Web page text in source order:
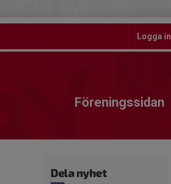
Logga in
Föreningssidan
Dela nyhet